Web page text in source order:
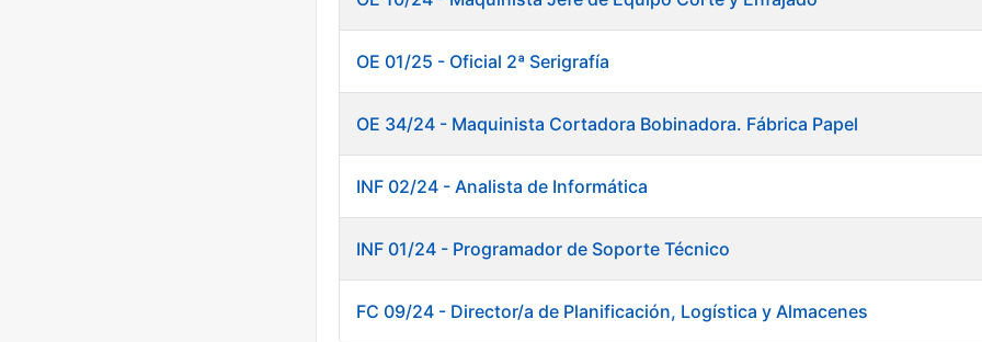
OE 01/25 - Oficial 2ª Serigrafía
OE 34/24 - Maquinista Cortadora Bobinadora. Fábrica Papel
INF 02/24 - Analista de Informática
INF 01/24 - Programador de Soporte Técnico
FC 09/24 - Director/a de Planificación, Logística y Almacenes